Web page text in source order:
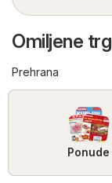
Omiljene
Prehrana
Ponude